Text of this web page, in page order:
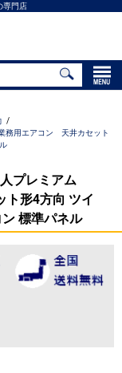
専門店
務用エアコン 天井カセット
プレミアム
形4方向 ツイ
標準パネル